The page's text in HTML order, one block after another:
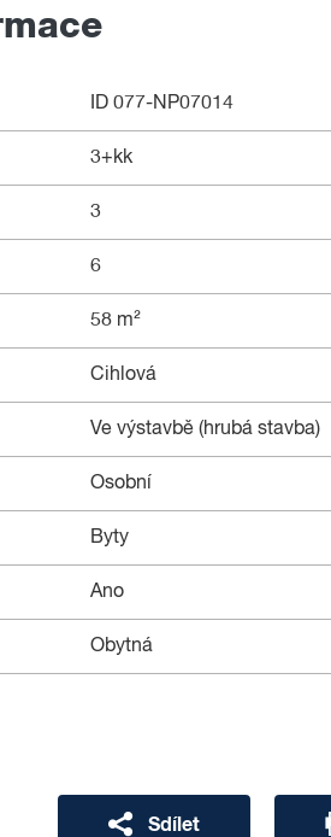
ID 077-NP07014
3+kk
3
6
58 m²
Cihlová
Ve výstavbě (hrubá stavba)
Osobní
Byty
Ano
Obytná
Sdílet